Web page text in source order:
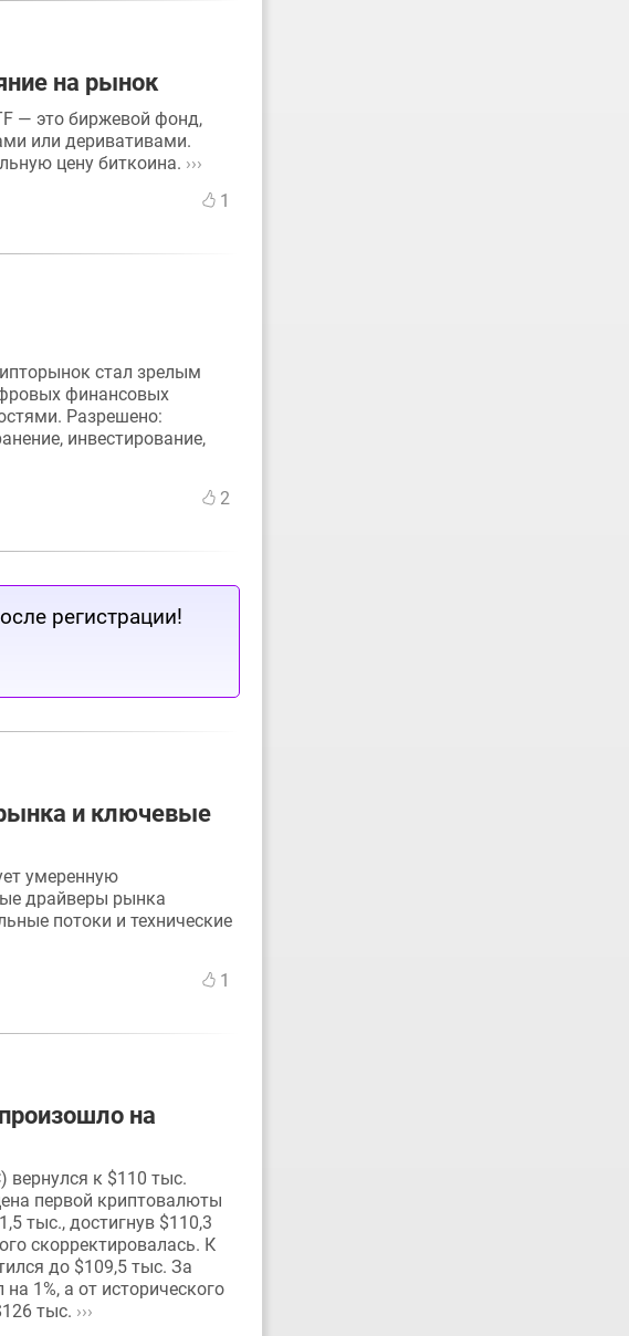
на рынок
— это биржевой фонд,
или деривативами.
цену биткоина. ›››
1
стал зрелым
финансовых
Разрешено:
инвестирование,
2
регистрации!
и ключевые
умеренную
драйверы рынка
потоки и технические
1
на
вернулся к $110 тыс.
первой криптовалюты
тыс., достигнув $110,3
скорректировалась. К
до $109,5 тыс. За
1%, а от исторического
тыс. ›››